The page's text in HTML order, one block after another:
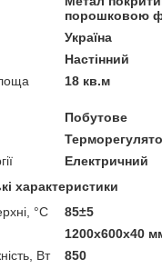
порошковою
Україна
Настінний
18 кв.м
Побутове
Електричний
характеристики
°C
85±5
1200x600x40
Вт
850